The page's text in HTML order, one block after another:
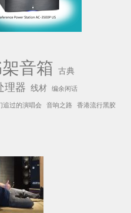
音箱 古典
理器 线材 编余闲话
追过的演唱会 音响之路 香港流行黑胶